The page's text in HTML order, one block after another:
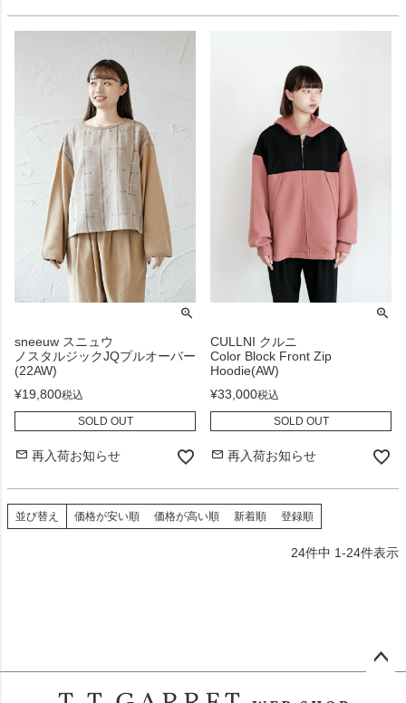
sneeuw スニュウ
ノスタルジックJQプルオーバー
(22AW)
¥19,800税込
SOLD OUT
再入荷お知らせ
CULLNI クルニ
Color Block Front Zip
Hoodie(AW)
¥33,000税込
SOLD OUT
再入荷お知らせ
並び替え 価格が安い順 価格が高い順 新着順 登録順
24件中 1-24件表示